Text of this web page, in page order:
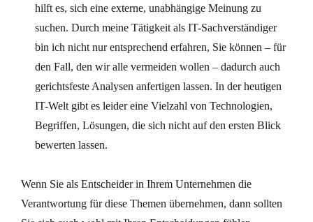
hilft es, sich eine externe, unabhängige Meinung zu
suchen. Durch meine Tätigkeit als IT-Sachverständiger
bin ich nicht nur entsprechend erfahren, Sie können – für
den Fall, den wir alle vermeiden wollen – dadurch auch
gerichtsfeste Analysen anfertigen lassen. In der heutigen
IT-Welt gibt es leider eine Vielzahl von Technologien,
Begriffen, Lösungen, die sich nicht auf den ersten Blick
bewerten lassen.
Wenn Sie als Entscheider in Ihrem Unternehmen die
Verantwortung für diese Themen übernehmen, dann sollten